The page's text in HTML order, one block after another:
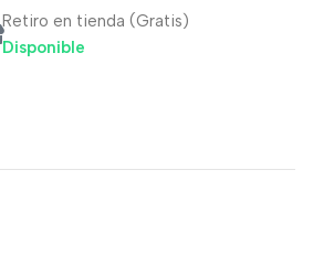
Retiro en tienda (Gratis)
Disponible